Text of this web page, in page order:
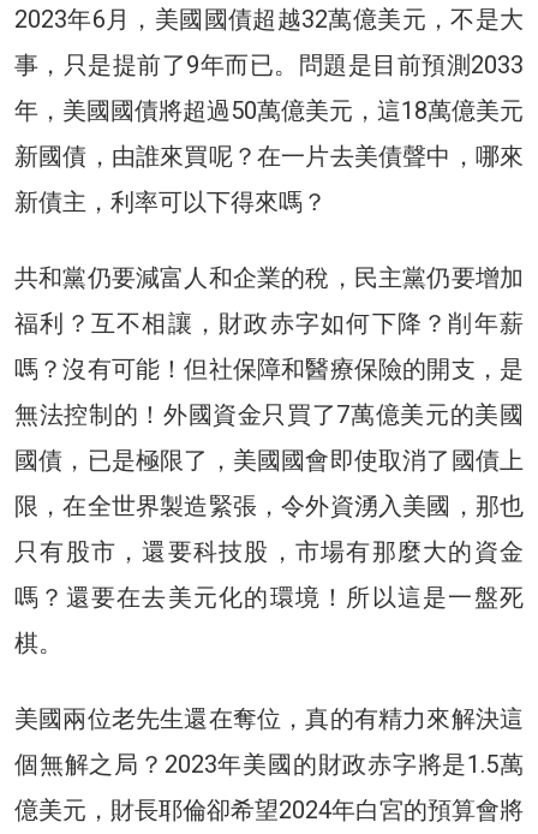
2023年6月，美國國債超越32萬億美元，不是大
事，只是提前了9年而已。問題是目前預測2033
年，美國國債將超過50萬億美元，這18萬億美元
新國債，由誰來買呢？在一片去美債聲中，哪來
新債主，利率可以下得來嗎？
共和黨仍要減富人和企業的稅，民主黨仍要增加
福利？互不相讓，財政赤字如何下降？削年薪
嗎？沒有可能！但社保障和醫療保險的開支，是
無法控制的！外國資金只買了7萬億美元的美國
國債，已是極限了，美國國會即使取消了國債上
限，在全世界製造緊張，令外資湧入美國，那也
只有股市，還要科技股，市場有那麼大的資金
嗎？還要在去美元化的環境！所以這是一盤死
棋。
美國兩位老先生還在奪位，真的有精力來解決這
個無解之局？2023年美國的財政赤字將是1.5萬
億美元，財長耶倫卻希望2024年白宮的預算會將